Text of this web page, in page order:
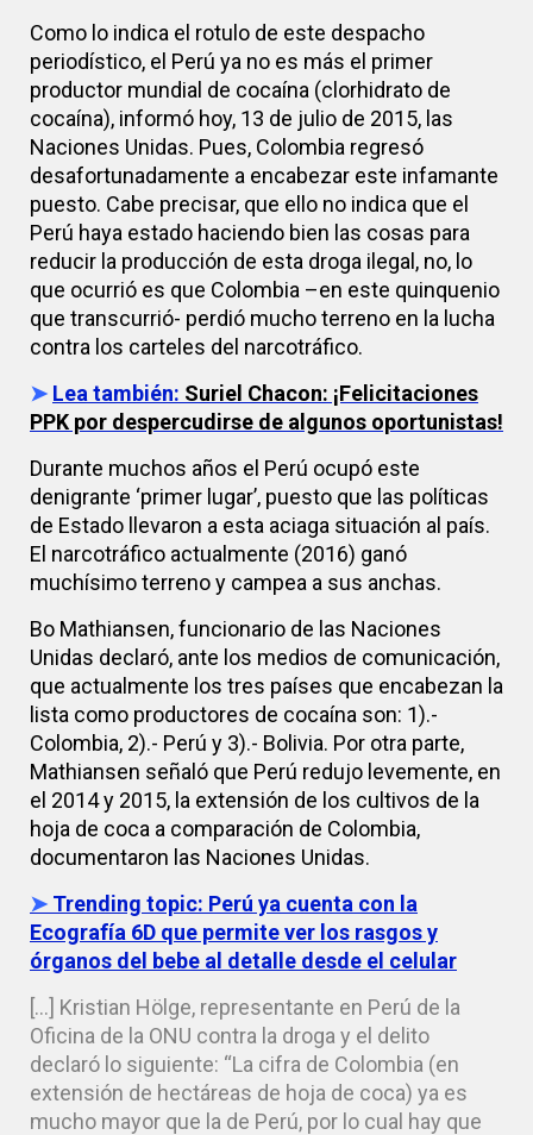
Como lo indica el rotulo de este despacho
periodístico, el Perú ya no es más el primer
productor mundial de cocaína (clorhidrato de
cocaína), informó hoy, 13 de julio de 2015, las
Naciones Unidas. Pues, Colombia regresó
desafortunadamente a encabezar este infamante
puesto. Cabe precisar, que ello no indica que el
Perú haya estado haciendo bien las cosas para
reducir la producción de esta droga ilegal, no, lo
que ocurrió es que Colombia –en este quinquenio
que transcurrió- perdió mucho terreno en la lucha
contra los carteles del narcotráfico.
➤ Lea también: Suriel Chacon: ¡Felicitaciones
PPK por despercudirse de algunos oportunistas!
Durante muchos años el Perú ocupó este
denigrante ‘primer lugar’, puesto que las políticas
de Estado llevaron a esta aciaga situación al país.
El narcotráfico actualmente (2016) ganó
muchísimo terreno y campea a sus anchas.
Bo Mathiansen, funcionario de las Naciones
Unidas declaró, ante los medios de comunicación,
que actualmente los tres países que encabezan la
lista como productores de cocaína son: 1).-
Colombia, 2).- Perú y 3).- Bolivia. Por otra parte,
Mathiansen señaló que Perú redujo levemente, en
el 2014 y 2015, la extensión de los cultivos de la
hoja de coca a comparación de Colombia,
documentaron las Naciones Unidas.
➤ Trending topic: Perú ya cuenta con la
Ecografía 6D que permite ver los rasgos y
órganos del bebe al detalle desde el celular
[…] Kristian Hölge, representante en Perú de la
Oficina de la ONU contra la droga y el delito
declaró lo siguiente: “La cifra de Colombia (en
extensión de hectáreas de hoja de coca) ya es
mucho mayor que la de Perú, por lo cual hay que